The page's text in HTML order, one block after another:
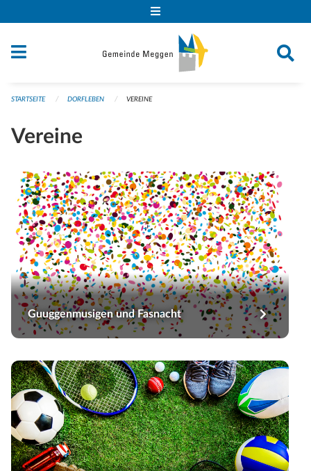
STARTSEITE DORFLEBEN VEREINE
Vereine
Guuggenmusigen und Fasnacht